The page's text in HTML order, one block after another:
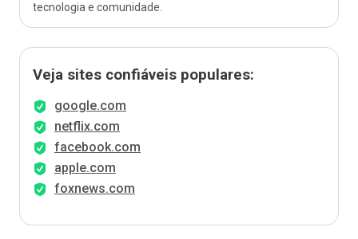
tecnologia e comunidade.
Veja sites confiáveis populares:
google.com
netflix.com
facebook.com
apple.com
foxnews.com